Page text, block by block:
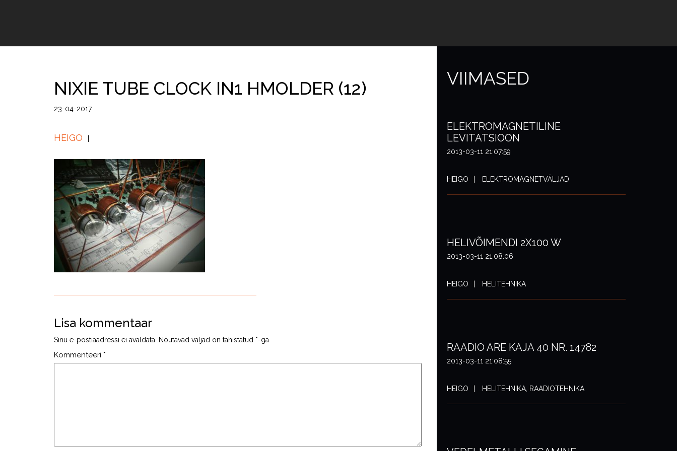
NIXIE TUBE CLOCK IN1 HMOLDER (12)
23-04-2017
HEIGO
Lisa kommentaar
Sinu e-postiaadressi ei avaldata. Nõutavad väljad on tähistatud *-ga
Kommenteeri *
VIIMASED
ELEKTROMAGNETILINE
LEVITATSIOON
2013-03-11 21:07:59
HEIGO ELEKTROMAGNETVÄLJAD
HELIVÕIMENDI 2X100 W
2013-03-11 21:08:06
HEIGO HELITEHNIKA
RAADIO ARE KAJA 40 NR. 14782
2013-03-11 21:08:55
HEIGO HELITEHNIKA, RAADIOTEHNIKA